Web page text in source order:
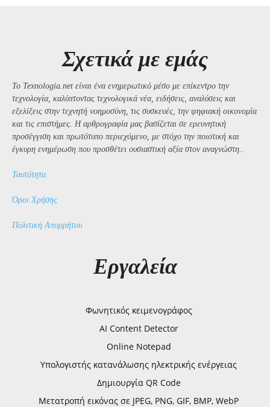
Σχετικά με εμάς
Το Texnologia.net είναι ένα ενημερωτικό μέσο με επίκεντρο την
τεχνολογία, καλύπτοντας τεχνολογικά νέα, ειδήσεις, αναλύσεις και
εξελίξεις στην τεχνητή νοημοσύνη, τις συσκευές, την ψηφιακή οικονομία
και τις επιστήμες. Η αρθρογραφία μας βασίζεται σε ερευνητική
προσέγγιση και πρωτότυπο περιεχόμενο, με στόχο την ποιοτική και
έγκυρη ενημέρωση που προσθέτει ουσιαστική αξία στον αναγνώστη..
Ταυτότητα
Όροι Χρήσης
Πολιτική Απορρήτου
Εργαλεία
Φωνητικός κειμενογράφος
AI Content Detector
Online Notepad
Υπολογιστής κατανάλωσης ηλεκτρικής ενέργειας
Δημιουργία QR Code
Μετατροπή εικόνας σε JPEG, PNG, GIF, BMP, WebP